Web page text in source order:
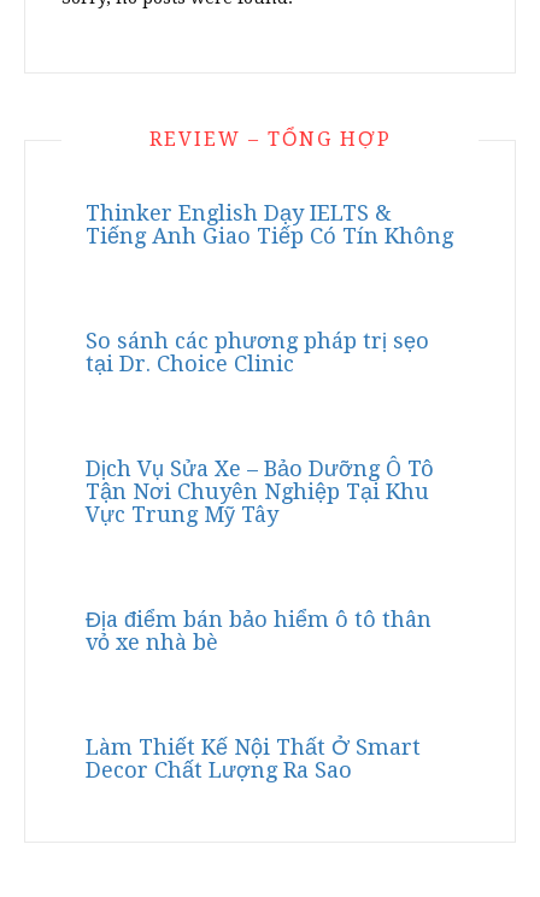
REVIEW – TỔNG HỢP
Thinker English Dạy IELTS &
Tiếng Anh Giao Tiếp Có Tín Không
So sánh các phương pháp trị sẹo
tại Dr. Choice Clinic
Dịch Vụ Sửa Xe – Bảo Dưỡng Ô Tô
Tận Nơi Chuyên Nghiệp Tại Khu
Vực Trung Mỹ Tây
Địa điểm bán bảo hiểm ô tô thân
vỏ xe nhà bè
Làm Thiết Kế Nội Thất Ở Smart
Decor Chất Lượng Ra Sao